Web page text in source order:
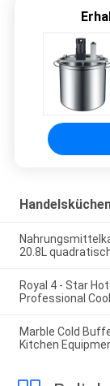
20.8L
Royal 4 - Star
Professional
Marble Cold
Kitchen